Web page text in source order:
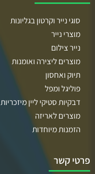
סוגי נייר וקרטון בגליונות
מוצרי נייר
נייר צילום
מוצרים ליצירה ואומנות
תיוק ואחסון
פוליגל ומפל
דבקיות סטיקי ליין מיזכריות
מוצרים לאריזה
הזמנות מיוחדות
פרטי קשר